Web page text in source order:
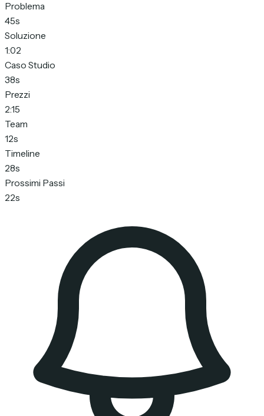
Problema
45s
Soluzione
1:02
Caso Studio
38s
Prezzi
2:15
Team
12s
Timeline
28s
Prossimi Passi
22s